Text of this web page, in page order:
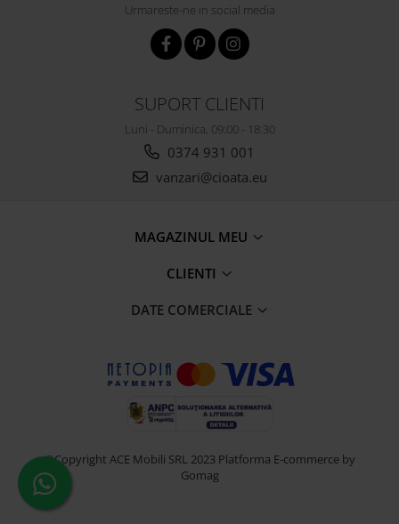
Urmareste-ne in social media
SUPORT CLIENTI
Luni - Duminica, 09:00 - 18:30
0374 931 001
vanzari@cioata.eu
MAGAZINUL MEU
CLIENTI
DATE COMERCIALE
©Copyright ACE Mobili SRL 2023 Platforma E-commerce by
Gomag